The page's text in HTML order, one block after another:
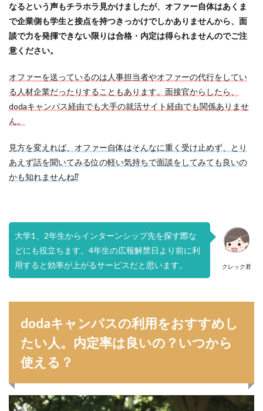
なるという声もチラホラ見かけましたが、オファー自体はあくま
で企業側も学生と接点を持つきっかけでしかありませんから、面
談で力を発揮できない限りは合格・内定は得られませんのでご注
意ください。
オファーを送っているのは人事担当者やオファーの代行をしてい
る人材企業だったりすることもあります。面接官からしたら、
dodaキャンパス経由でも大手の就活サイト経由でも関係ありませ
ん。
見方を変えれば、オファー自体はそんなに重く受け止めず、とり
あえず話を聞いてみる位の軽い気持ちで面談をしてみても良いの
かも知れませんね⁉
クレック君
大学1、2年生からインターンシップ先を探す際な
どにも役立ちます。4年生の広報解禁日より前に利
用すると効率が上がるサービスだと思います。
dodaキャンパスの利用をおすすめし
たい人。内定率は良いの？いつから
使える？